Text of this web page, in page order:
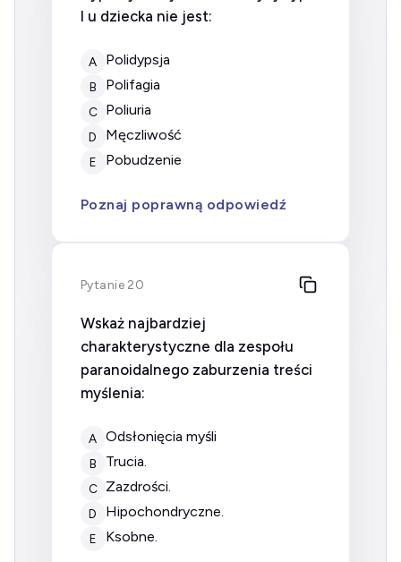
I u dziecka nie jest:
A polidypsja
B polifagia
C poliuria
D męczliwość
E pobudzenie
Poznaj poprawną odpowiedź
Pytanie 20
Wskaż najbardziej
charakterystyczne dla zespołu
paranoidalnego zaburzenia treści
myślenia:
A odsłonięcia myśli
B trucia.
C zazdrości.
D hipochondryczne.
E ksobne.